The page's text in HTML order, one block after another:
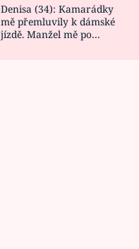
Denisa (34): Kamarádky
mě přemluvily k dámské
jízdě. Manžel mě po